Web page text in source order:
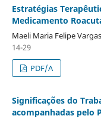
Estratégias
Medicamento
Maeli Maria Felipe
14-29
PDF/A
Significações do
acompanhadas pelo